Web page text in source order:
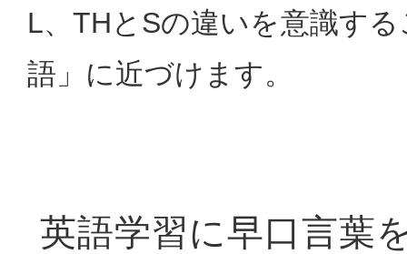
L、THとSの違いを意識す
語」に近づけます。
英語学習に早口言葉